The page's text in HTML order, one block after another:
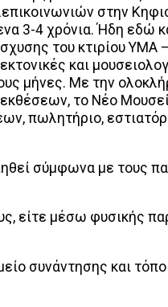
στην
3-4 χρόνια. Ήδη εδώ
του κτιρίου
και
μήνες. Με την
το Νέο
πωλητήριο,
σύμφωνα με τους
είτε μέσω φυσικής
συνάντησης και